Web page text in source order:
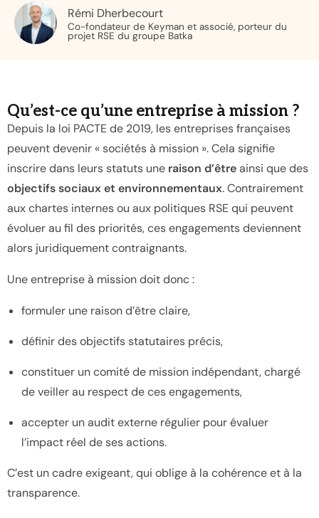
Rémi Dherbecourt
Co-fondateur de Keyman et associé, porteur du
projet RSE du groupe Batka
Qu’est-ce qu’une entreprise à mission ?
Depuis la loi PACTE de 2019, les entreprises françaises
peuvent devenir « sociétés à mission ». Cela signifie
inscrire dans leurs statuts une raison d’êtreainsi que des
objectifs sociaux et environnementaux. Contrairement
aux chartes internes ou aux politiques RSE qui peuvent
évoluer au fil des priorités, ces engagements deviennent
alors juridiquement contraignants.
Une entreprise à mission doit donc :
formuler une raison d’être claire,
définir des objectifs statutaires précis,
constituer un comité de mission indépendant, chargé
de veiller au respect de ces engagements,
accepter un audit externe régulier pour évaluer
l’impact réel de ses actions.
C’est un cadre exigeant, qui oblige à la cohérence et à la
transparence.